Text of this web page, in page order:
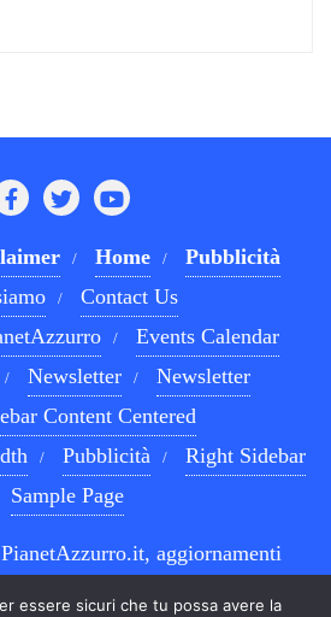
Home
Pubblicità
Contact Us
Events Calendar
Newsletter
Newsletter
Content Centered
Pubblicità
Right Sidebar
Sample Page
aggiornamenti
essere sicuri che tu possa avere la